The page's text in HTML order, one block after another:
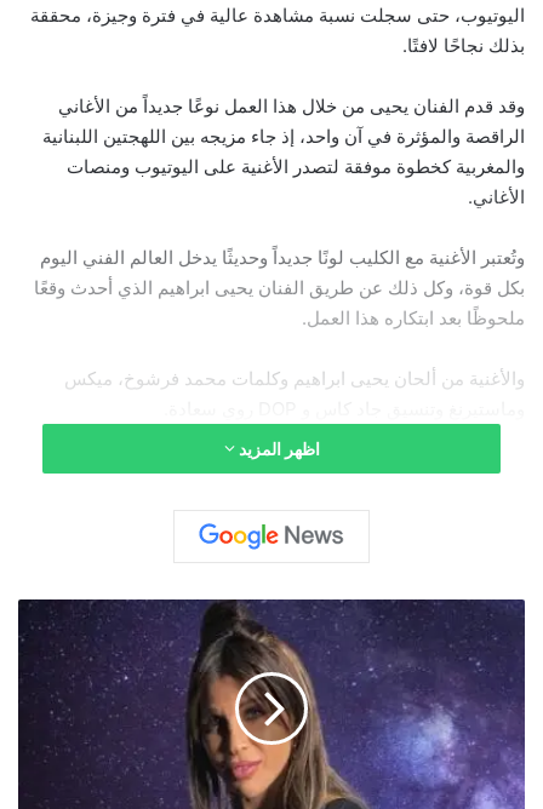
اليوتيوب، حتى سجلت نسبة مشاهدة عالية في فترة وجيزة، محققة
بذلك نجاحًا لافتًا.
وقد قدم الفنان يحيى من خلال هذا العمل نوعًا جديداً من الأغاني
الراقصة والمؤثرة في آن واحد، إذ جاء مزيجه بين اللهجتين اللبنانية
والمغربية كخطوة موفقة لتصدر الأغنية على اليوتيوب ومنصات
الأغاني.
وتُعتبر الأغنية مع الكليب لونًا جديداً وحديثًا يدخل العالم الفني اليوم
بكل قوة، وكل ذلك عن طريق الفنان يحيى ابراهيم الذي أحدث وقعًا
ملحوظًا بعد ابتكاره هذا العمل.
والأغنية من ألحان يحيى ابراهيم وكلمات محمد فرشوخ، ميكس
يمكنكم مشاهدة كليب الأغنية عبر الرابط الآتي:
اظهر المزيد
ب
س
ع